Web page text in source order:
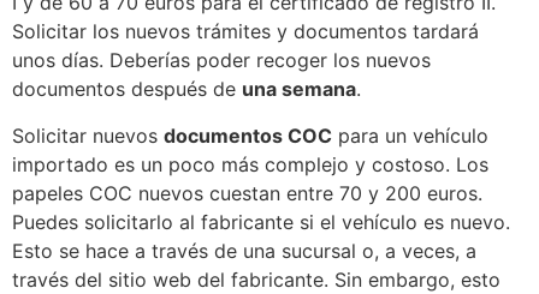
Solicitar los nuevos trámites y documentos tardará
unos días. Deberías poder recoger los nuevos
documentos después de una semana.
Solicitar nuevos documentos COC para un vehículo
importado es un poco más complejo y costoso. Los
papeles COC nuevos cuestan entre 70 y 200 euros.
Puedes solicitarlo al fabricante si el vehículo es nuevo.
Esto se hace a través de una sucursal o, a veces, a
través del sitio web del fabricante. Sin embargo, esto